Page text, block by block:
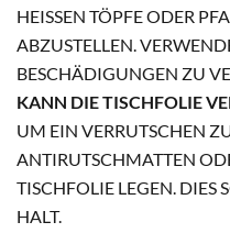
HEISSEN TÖPFE ODER
BZUSTELLEN.
ESCHÄDIGUNGEN ZU
KANN DIE TISCHFOLIE
UM EIN VERRUTSCHEN
ANTIRUTSCHMATTEN
TISCHFOLIE LEGEN. DIES
HALT.